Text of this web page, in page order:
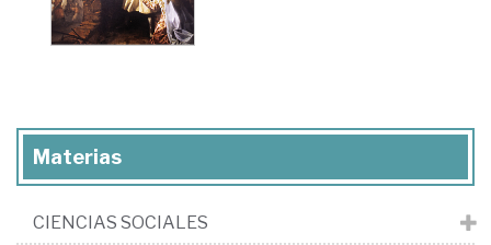
Materias
CIENCIAS SOCIALES